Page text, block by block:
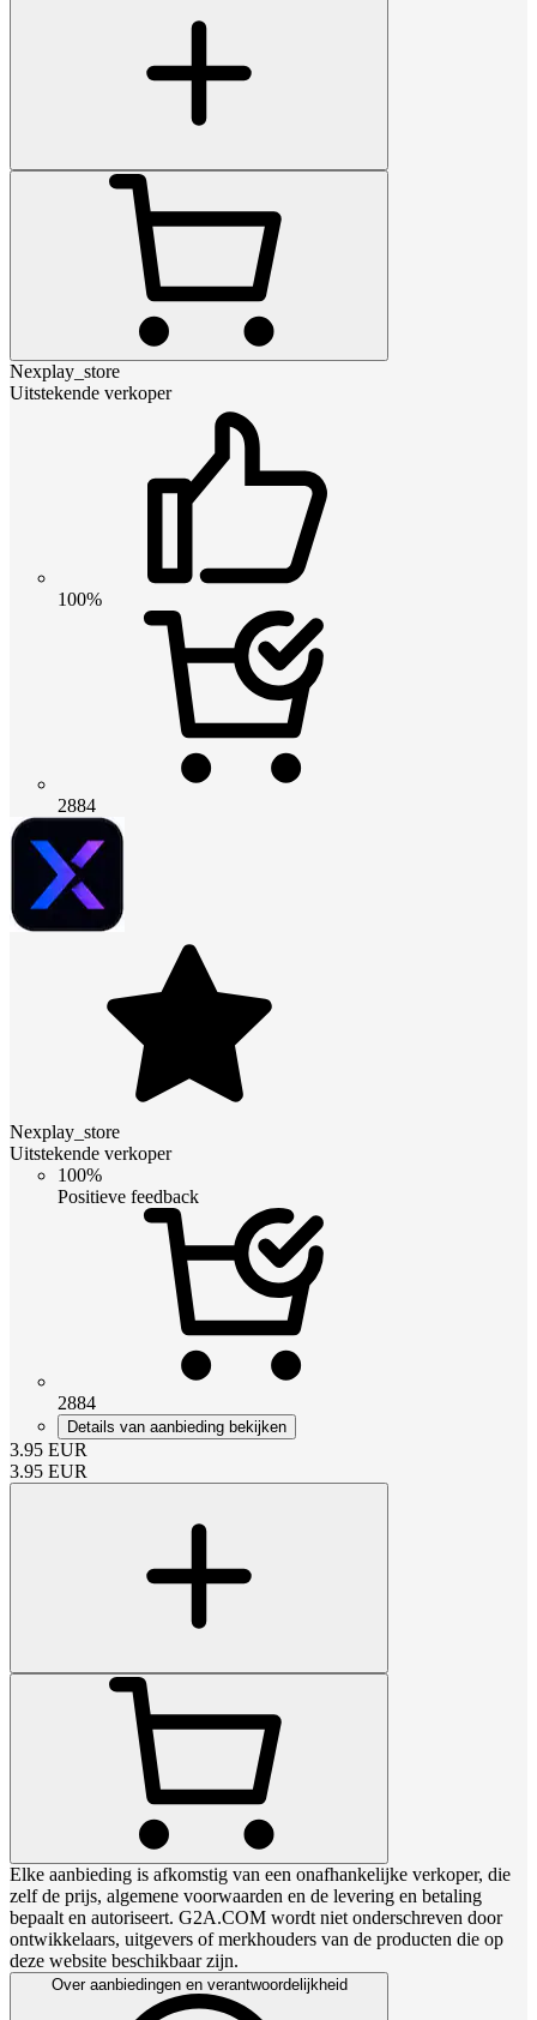
Nexplay_store
Uitstekende verkoper
100%
2884
Nexplay_store
Uitstekende verkoper
100%
Positieve feedback
2884
Details van aanbieding bekijken
3.95 EUR
3.95 EUR
Elke aanbieding is afkomstig van een onafhankelijke verkoper, die
zelf de prijs, algemene voorwaarden en de levering en betaling
bepaalt en autoriseert. G2A.COM wordt niet onderschreven door
ontwikkelaars, uitgevers of merkhouders van de producten die op
deze website beschikbaar zijn.
Over aanbiedingen en verantwoordelijkheid